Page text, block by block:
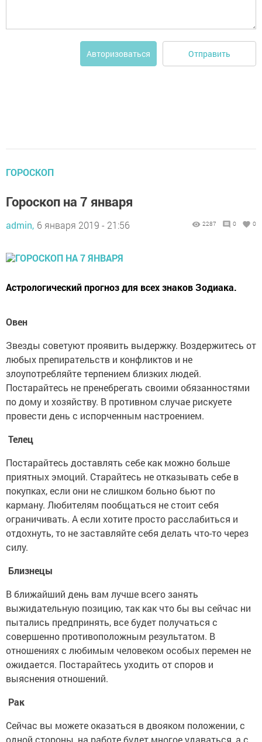
Авторизоваться Отправить
ГОРОСКОП
Гороскоп на 7 января
admin, 6 января 2019 - 21:56 2287 0 0
Астрологический прогноз для всех знаков Зодиака.
Овен
Звезды советуют проявить выдержку. Воздержитесь от
любых препирательств и конфликтов и не
злоупотребляйте терпением близких людей.
Постарайтесь не пренебрегать своими обязанностями
по дому и хозяйству. В противном случае рискуете
провести день с испорченным настроением.
Телец
Постарайтесь доставлять себе как можно больше
приятных эмоций. Старайтесь не отказывать себе в
покупках, если они не слишком больно бьют по
карману. Любителям пообщаться не стоит себя
ограничивать. А если хотите просто расслабиться и
отдохнуть, то не заставляйте себя делать что-то через
силу.
Близнецы
В ближайший день вам лучше всего занять
выжидательную позицию, так как что бы вы сейчас ни
пытались предпринять, все будет получаться с
совершенно противоположным результатом. В
отношениях с любимым человеком особых перемен не
ожидается. Постарайтесь уходить от споров и
выяснения отношений.
Рак
Сейчас вы можете оказаться в двояком положении, с